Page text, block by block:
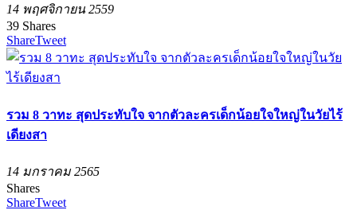
14 พฤศจิกายน 2559
39 Shares
ShareTweet
รวม 8 วาทะ สุดประทับใจ จากตัวละครเด็กน้อยใจใหญ่ในวัยไร้
เดียงสา
14 มกราคม 2565
Shares
ShareTweet